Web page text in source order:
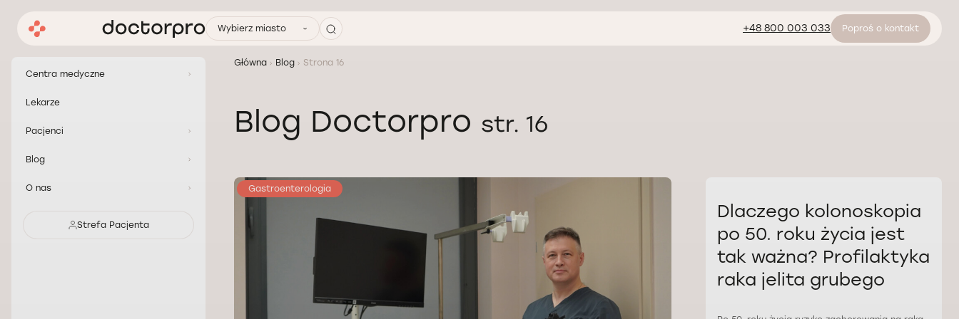
Wybierz miasto +48 800 003 033 Poproś o kontakt
Centra medyczne
Lekarze
Pacjenci
Blog
O nas
Strefa Pacjenta
Główna Blog Strona 16
Blog Doctorpro str. 16
Gastroenterologia
Dlaczego kolonoskopia
po 50. roku życia jest
tak ważna? Profilaktyka
raka jelita grubego